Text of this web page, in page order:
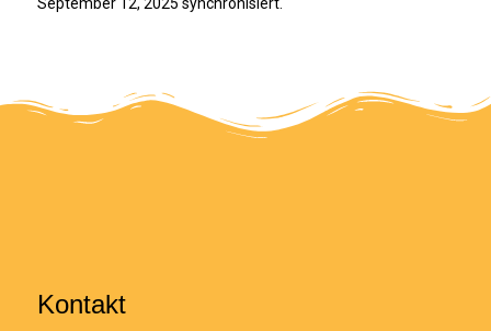
September 12, 2025 synchronisiert.
Kontakt